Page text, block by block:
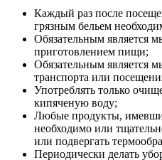
Каждый раз после
грязным бельем
Обязательным является
приготовлением пищи;
Обязательным является
транспорта или
Употреблять только
кипяченую воду;
Любые продукты,
необходимо или
или подвергать
Периодически делать